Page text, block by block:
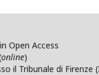
Open Access
online)
il Tribunale di Firenze